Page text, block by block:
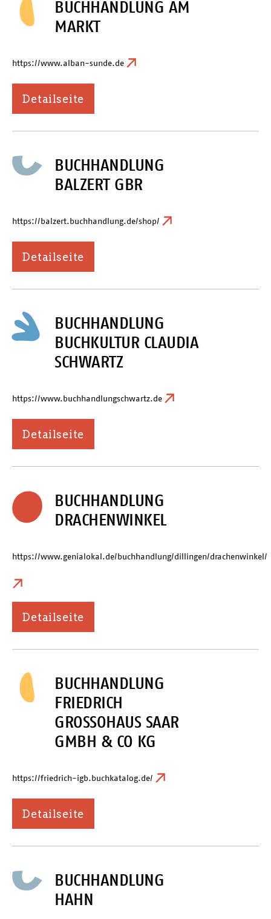
BUCHHANDLUNG AM
MARKT
https://www.alban-sunde.de
Detailseite
BUCHHANDLUNG
BALZERT GBR
https://balzert.buchhandlung.de/shop/
Detailseite
BUCHHANDLUNG
BUCHKULTUR CLAUDIA
SCHWARTZ
https://www.buchhandlungschwartz.de
Detailseite
BUCHHANDLUNG
DRACHENWINKEL
https://www.genialokal.de/buchhandlung/dillingen/drachenwinkel/
Detailseite
BUCHHANDLUNG
FRIEDRICH
GROSSOHAUS SAAR
GMBH & CO KG
https://friedrich-igb.buchkatalog.de/
Detailseite
BUCHHANDLUNG
HAHN